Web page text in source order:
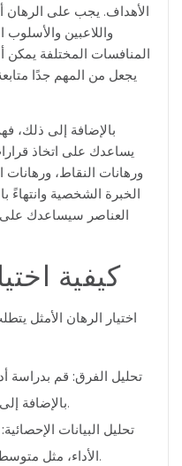
الأهداف. يجب على الرهان
واللاعبين والأسلوب
المنافسات المختلفة يمكن
يجعل من المهم جدًا
بالإضافة إلى ذلك،
يساعدك على اتخاذ
ورهانات النقاط،
الخبرة الشخصية وانتهاءً
العناصر سيساعدك على
كيفية
اختيار الرهان الأمثل
تحليل الفرق: قم بدراسة
بالإضافة إلى المصابين والتشكيلات الأساسية.
تحليل البيانات الإحصائية:
الأداء، مثل متوسط الأهداف، والانتصارات، والهزائم.